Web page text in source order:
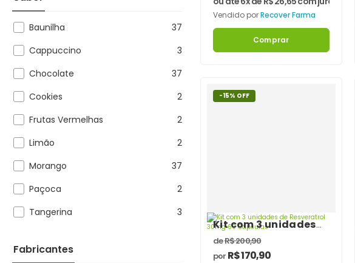
Baunilha
37
Cappuccino
3
Chocolate
37
Cookies
2
Frutas Vermelhas
2
Limão
2
Morango
37
Paçoca
2
Tangerina
3
Fabricantes
Vendido porRecover Farma
Comprar
-15% OFF
Kit com 3 unidades
de Resveratrol 30mg
60 Cápsulas
deR$200,90
por R$170,90